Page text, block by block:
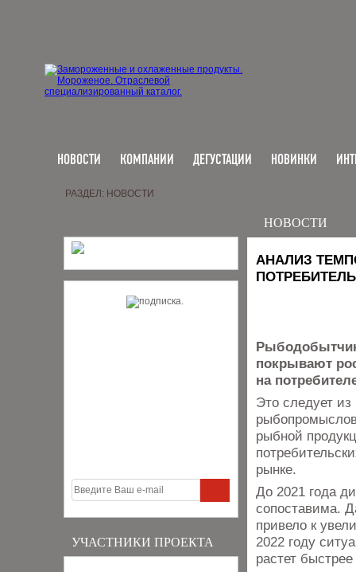
НОВОСТИ КОМПАНИИ ДЕГУСТАЦИИ НОВИНКИ
УЧАСТНИКИ ПРОЕКТА
РАЗДЕЛ: НОВОСТИ
НОВОСТИ
АНАЛИЗ
покрывают
на
Это следует из
рыбной
рынке.
До 2021 года
сопоставима.
привело к
2022 году
растет